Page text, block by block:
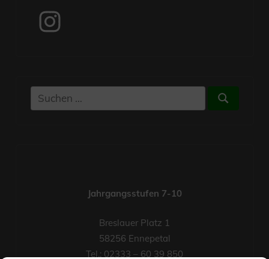
Instagram
Suchen
nach:
Suchen
Jahrgangsstufen 7-10
Breslauer Platz 1
58256 Ennepetal
Tel.: 02333 – 60 39 850